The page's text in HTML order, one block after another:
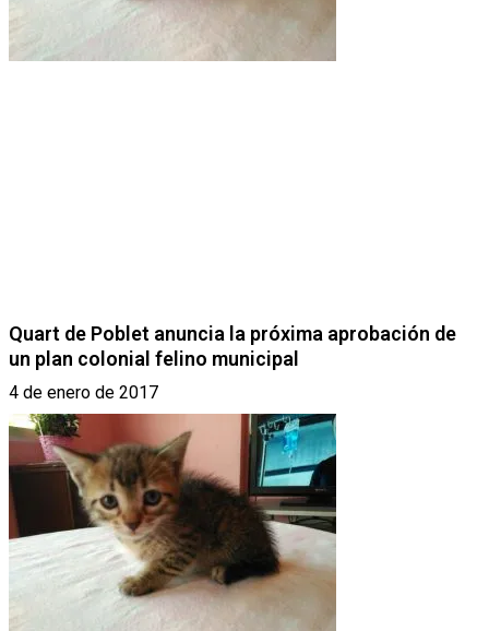
Quart de Poblet anuncia la próxima aprobación de
un plan colonial felino municipal
4 de enero de 2017